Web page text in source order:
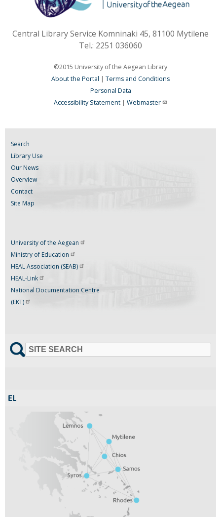
Central Library Service Komninaki 45, 81100 Mytilene
Tel.: 2251 036060
©2015 University of the Aegean Library
About the Portal | Terms and Conditions
Personal Data
Accessibility Statement| Webmaster
Search
Library Use
Our News
Overview
Contact
Site Map
University of the Aegean
Ministry of Education
HEAL Association (SEAB)
HEAL-Link
National Documentation Centre
(EKT)
SITE SEARCH